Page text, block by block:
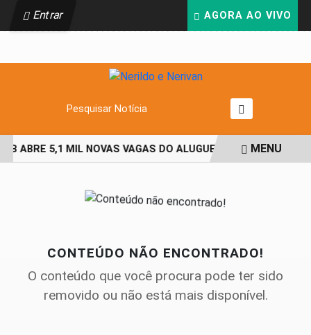
Entrar AGORA AO VIVO
Pesquisar Notícia
ABRE 5,1 MIL NOVAS VAGAS DO ALUGUEL SOCIAL EM 40
MENU
CONTEÚDO NÃO ENCONTRADO!
O conteúdo que você procura pode ter sido
removido ou não está mais disponível.